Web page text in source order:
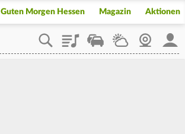
Guten Morgen Hessen Magazin Aktionen
PlaylistStaupilotWetterWebcam